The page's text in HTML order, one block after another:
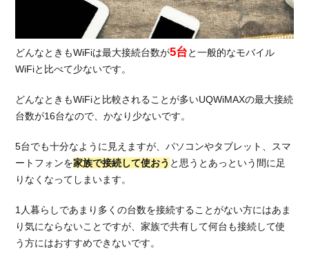
どんなときもWiFiは最大接続台数が5台と一般的なモバイル
WiFiと比べて少ないです。
どんなときもWiFiと比較されることが多いUQWiMAXの最大接続
台数が16台なので、かなり少ないです。
5台でも十分なように見えますが、パソコンやタブレット、スマ
ートフォンを家族で接続して使おう と思うとあっという間に足
りなくなってしまいます。
1人暮らしであまり多くの台数を接続することがない方にはあま
り気にならないことですが、家族で共有して何台も接続して使
う方にはおすすめできないです。